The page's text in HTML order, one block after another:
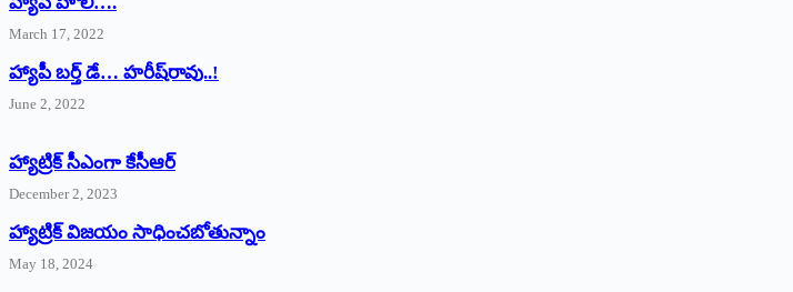
March 17, 2022
హ్యాపీ బర్త్ ‌డే… హరీష్‌రావు..!
June 2, 2022
హ్యాట్రిక్‌ ‌సీఎంగా కేసీఆర్‌
December 2, 2023
హ్యాట్రిక్‌ విజయం సాధించబోతున్నాం
May 18, 2024